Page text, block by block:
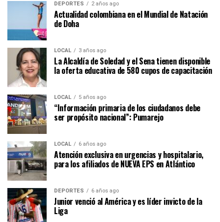
DEPORTES 2 años ago
Actualidad colombiana en el Mundial de Natación
de Doha
LOCAL 3 años ago
La Alcaldía de Soledad y el Sena tienen disponible
la oferta educativa de 580 cupos de capacitación
LOCAL 5 años ago
“Información primaria de los ciudadanos debe
ser propósito nacional”: Pumarejo
LOCAL 6 años ago
Atención exclusiva en urgencias y hospitalario,
para los afiliados de NUEVA EPS en Atlántico
DEPORTES 6 años ago
Junior venció al América y es líder invicto de la
Liga